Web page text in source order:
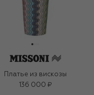
Платье из вискозы
136 000 ₽